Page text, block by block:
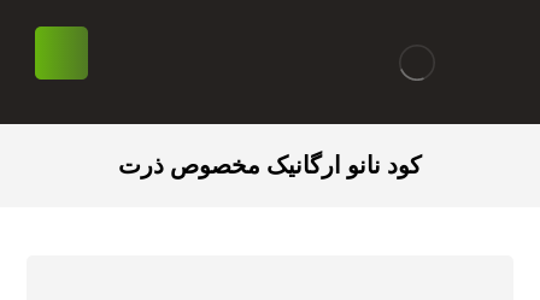
کود نانو ارگانیک مخصوص ذرت